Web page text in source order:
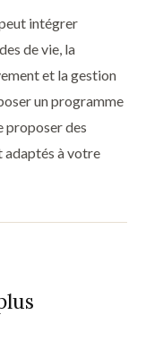
intégrer
de vie, la
et la gestion
un programme
proposer des
adaptés à votre